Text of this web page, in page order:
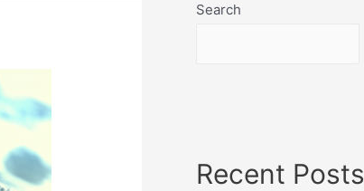
Search
Recent Posts